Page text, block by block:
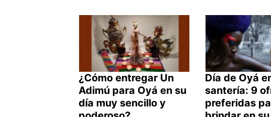
¿Cómo entregar Un
Adimú para Oyá en su
día muy sencillo y
Día de Oyá
santería: 9
preferidas